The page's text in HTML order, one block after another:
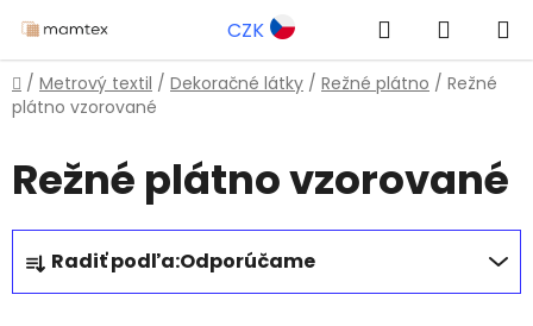
na
obsah
CZK Hľadať
KOŠÍK
Domov
/ Metrový textil / Dekoračné látky / Režné plátno / Režné
plátno vzorované
Režné plátno vzorované
R
a
d
Radiť podľa:Odporúčame